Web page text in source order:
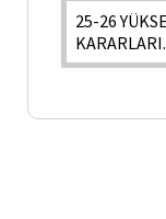
25-26